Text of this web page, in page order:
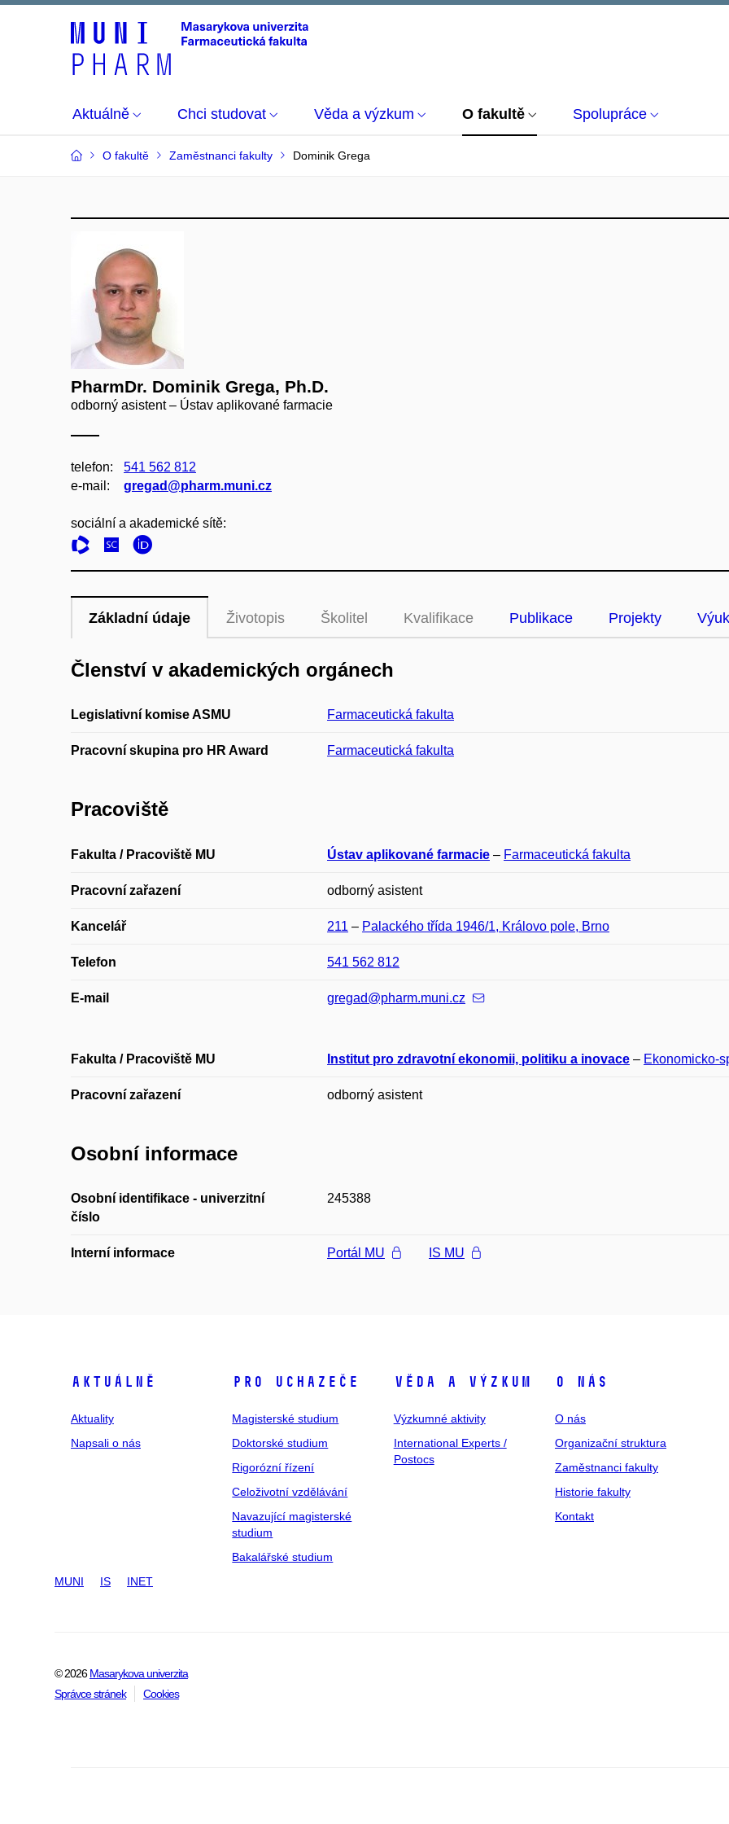
Aktuálně Chci studovat Věda a výzkum O fakultě Spolupráce
O fakultě Zaměstnanci fakulty Dominik Grega
PharmDr. Dominik Grega, Ph.D.
odborný asistent – Ústav aplikované farmacie
telefon:
541 562 812
e‑mail:
gregad@pharm.muni.cz
sociální a akademické sítě:
Základní údaje Životopis Školitel Kvalifikace Publikace Projekty
Členství v akademických orgánech
Legislativní komise ASMU Farmaceutická fakulta
Pracovní skupina pro HR Award Farmaceutická fakulta
Pracoviště
Fakulta / Pracoviště MU Ústav aplikované farmacie – Farmaceutická fakulta
Pracovní zařazení odborný asistent
Kancelář 211 – Palackého třída 1946/1, Královo pole, Brno
Telefon 541 562 812
E-mail gregad@pharm.muni.cz
Fakulta / Pracoviště MU Institut pro zdravotní ekonomii, politiku a inovace – Ekonomicko-
Pracovní zařazení odborný asistent
Osobní informace
Osobní identifikace - univerzitní
číslo
245388
Interní informace Portál MU IS MU
Aktuálně
Aktuality
Napsali o nás
Pro uchazeče
Magisterské studium
Doktorské studium
Rigorózní řízení
Celoživotní vzdělávání
Navazující magisterské
studium
Bakalářské studium
Věda a výzkum
Výzkumné aktivity
International Experts /
Postocs
O nás
O nás
Organizační struktura
Zaměstnanci fakulty
Historie fakulty
Kontakt
MUNI IS INET
© 2026Masarykova univerzita
Správce stránek
Cookies